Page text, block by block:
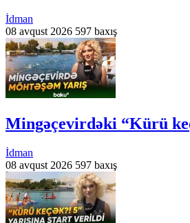
İdman
08 avqust 2026 597 baxış
Mingəçevirdəki “Kürü
İdman
08 avqust 2026 597 baxış